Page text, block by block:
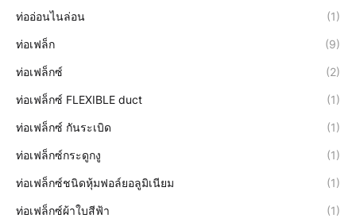
ท่ออ่อนไนล่อน (1)
ท่อเฟล็ก (9)
ท่อเฟล็กซ์ (2)
ท่อเฟล็กซ์ FLEXIBLE duct (1)
ท่อเฟล็กซ์ กันระเบิด (1)
ท่อเฟล็กซ์กระดูกงู (1)
ท่อเฟล็กซ์ชนิดหุ้มฟอล์ยอลูมิเนียม (1)
ท่อเฟล็กซ์ผ้าใบสีฟ้า (1)